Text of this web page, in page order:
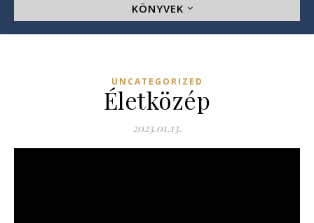
KÖNYVEK
UNCATEGORIZED
Életközép
2023.01.13.